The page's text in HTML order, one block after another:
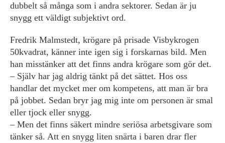
dubbelt så många som i andra sektorer. Sedan är ju
snygg ett väldigt subjektivt ord.
Fredrik Malmstedt, krögare på prisade Visbykrogen
50kvadrat, känner inte igen sig i forskarnas bild. Men
han misstänker att det finns andra krögare som gör det.
– Själv har jag aldrig tänkt på det sättet. Hos oss
handlar det mycket mer om kompetens, att man är bra
på jobbet. Sedan bryr jag mig inte om personen är smal
eller tjock eller snygg.
– Men det finns säkert mindre seriösa arbetsgivare som
tänker så. Att en snygg liten snärta i baren drar fler